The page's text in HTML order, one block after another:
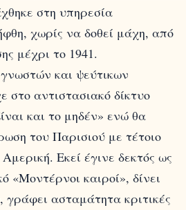
στη υπηρεσία
χωρίς να δοθεί μάχη, από
μέχρι το 1941.
και ψεύτικων
στο αντιστασιακό δίκτυο
και το μηδέν» ενώ θα
του Παρισιού με τέτοιο
Εκεί έγινε δεκτός ως
«Μοντέρνοι καιροί», δίνει
ασταμάτητα κριτικές